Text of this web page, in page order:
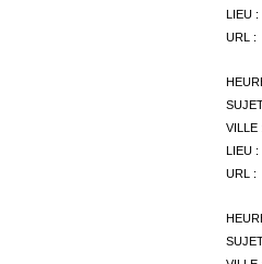
LIEU :
URL :
VILLE :
LIEU :
URL :